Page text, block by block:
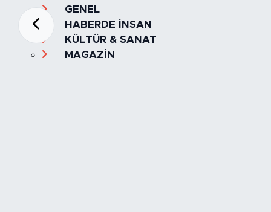
GENEL
HABERDE İNSAN
KÜLTÜR & SANAT
MAGAZİN